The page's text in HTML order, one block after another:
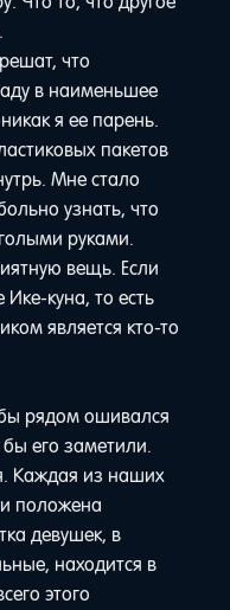
что
в наименьшее
я ее парень.
пакетов
Мне стало
узнать, что
руками.
вещь. Если
куна, то есть
является кто-то
рядом ошивался
бы его заметили.
Каждая из наших
положена
девушек, в
находится в
этого